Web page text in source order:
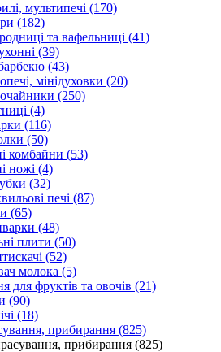
мультипечі (170)
(182)
та вафельниці (41)
(39)
(43)
мінідуховки (20)
(250)
(4)
(116)
(50)
комбайни (53)
ножі (4)
(32)
печі (87)
(65)
(48)
плити (50)
(52)
молока (5)
для фруктів та овочів (21)
(90)
(18)
прибирання (825)
прибирання (825)